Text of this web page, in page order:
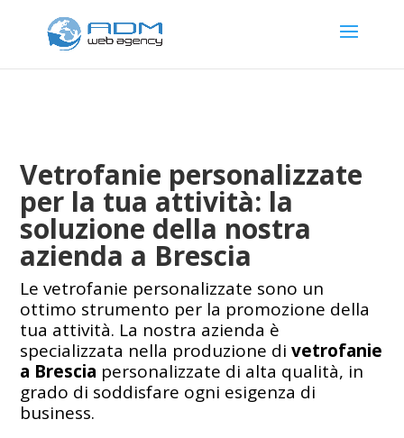
Vetrofanie personalizzate
per la tua attività: la
soluzione della nostra
azienda a Brescia
Le vetrofanie personalizzate sono un
ottimo strumento per la promozione della
tua attività. La nostra azienda è
specializzata nella produzione divetrofanie
a Brescia personalizzate di alta qualità, in
grado di soddisfare ogni esigenza di
business.